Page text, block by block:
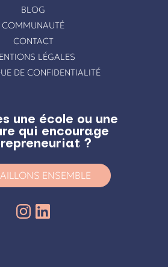
BLOG
COMMUNAUTÉ
CONTACT
LÉGALES
DE CONFIDENTIALITÉ
une école ou une
qui encourage
?
ENSEMBLE
Instagram
LinkedIn